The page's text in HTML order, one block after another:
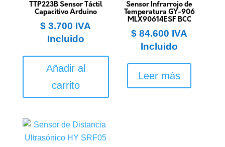
TTP223B Sensor Táctil
Capacitivo Arduino
$ 3.700 IVA
Incluido
Añadir al
carrito
Sensor Infrarrojo de
Temperatura GY-906
MLX90614ESF BCC
$ 84.600 IVA
Incluido
Leer más